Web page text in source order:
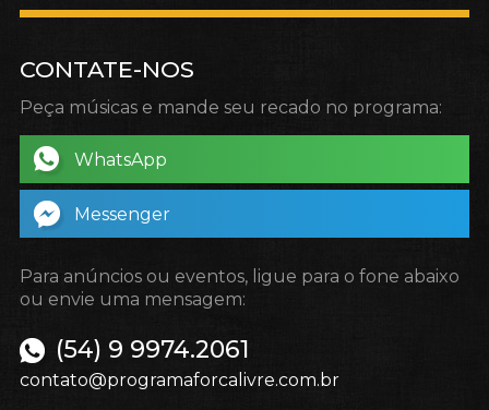
CONTATE-NOS
Peça músicas e mande seu recado no programa:
WhatsApp
Messenger
Para anúncios ou eventos, ligue para o fone abaixo
ou envie uma mensagem:
(54) 9 9974.2061
contato@programaforcalivre.com.br